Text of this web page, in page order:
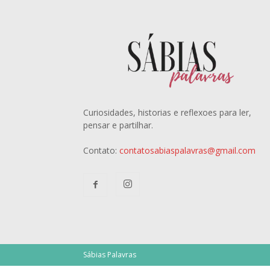
Curiosidades, historias e reflexoes para ler,
pensar e partilhar.
Contato: contatosabiaspalavras@gmail.com
Sábias Palavras